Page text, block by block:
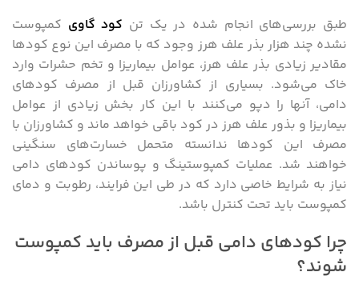
طبق بررسی‌های انجام شده در یک تن کود گاوی کمپوست
نشده چند هزار بذر علف هرز وجود که با مصرف این نوع کودها
مقادیر زیادی بذر علف هرز، عوامل بیماریزا و تخم حشرات وارد
خاک می‌شود. بسیاری از کشاورزان قبل از مصرف کودهای
دامی، آنها را دپو می‌کنند با این کار بخش زیادی از عوامل
بیماریزا و بذور علف هرز در کود باقی خواهد ماند و کشاورزان با
مصرف این کودها ندانسته متحمل خسارت‌های سنگینی
خواهند شد. عملیات کمپوستینگ و پوساندن کودهای دامی
نیاز به شرایط خاصی دارد که در طی این فرایند، رطوبت و دمای
کمپوست باید تحت کنترل باشد.
چرا کودهای دامی قبل از مصرف باید کمپوست
شوند؟